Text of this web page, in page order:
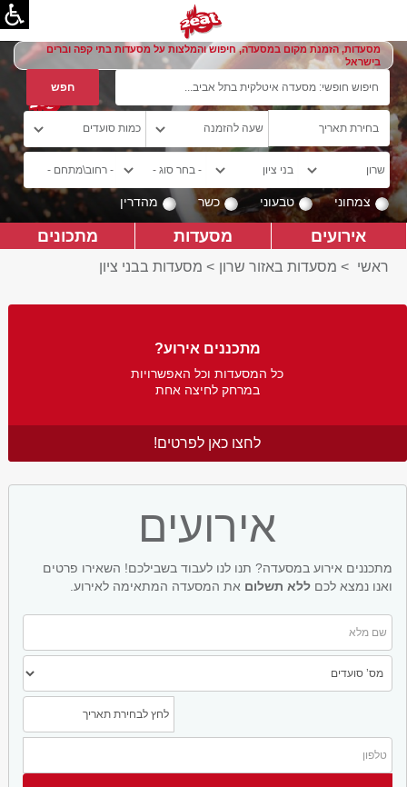
מסעדות, הזמנת מקום במסעדה, חיפוש והמלצות על מסעדות בתי קפה וברים
בישראל
צמחוני טבעוני כשר מהדרין
אירועים מסעדות מתכונים
ראשי > מסעדות באזור שרון > מסעדות בבני ציון
מתכננים אירוע?
כל המסעדות וכל האפשרויות
במרחק לחיצה אחת
לחצו כאן לפרטים!
אירועים
מתכננים אירוע במסעדה? תנו לנו לעבוד בשבילכם! השאירו פרטים
ואנו נמצא לכם ללא תשלום את המסעדה המתאימה לאירוע.